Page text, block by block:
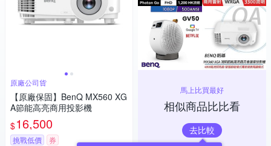
原廠公司貨
【原廠保固】BenQ MX560 XG
A節能高亮商用投影機
$16,500
挑戰低價 券
馬上比買最好
相似商品比比看
去比較